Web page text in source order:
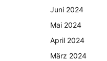
Juni 2024
Mai 2024
April 2024
März 2024